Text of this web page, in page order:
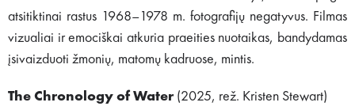
atsitiktinai rastus 1968–1978 m. fotografijų negatyvus. Filmas
vizualiai ir emociškai atkuria praeities nuotaikas, bandydamas
įsivaizduoti žmonių, matomų kadruose, mintis.
The Chronology of Water (2025, rež. Kristen Stewart)